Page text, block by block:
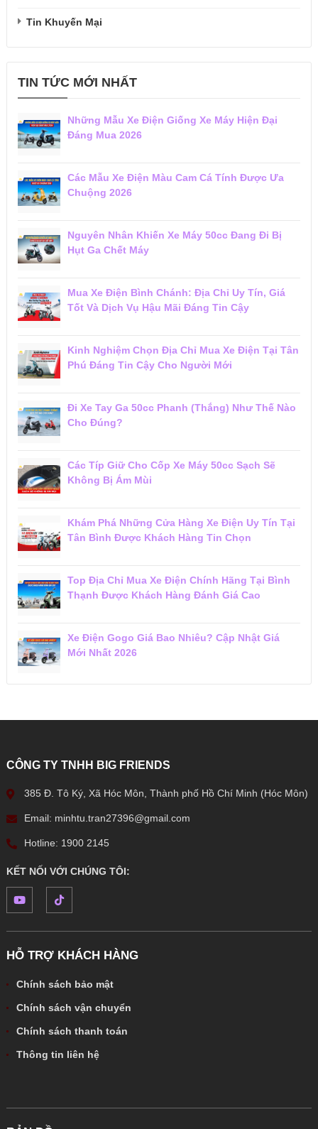
Tin Khuyến Mại
TIN TỨC MỚI NHẤT
Những Mẫu Xe Điện Giống Xe Máy Hiện Đại
Đáng Mua 2026
Các Mẫu Xe Điện Màu Cam Cá Tính Được Ưa
Chuộng 2026
Nguyên Nhân Khiến Xe Máy 50cc Đang Đi Bị
Hụt Ga Chết Máy
Mua Xe Điện Bình Chánh: Địa Chỉ Uy Tín, Giá
Tốt Và Dịch Vụ Hậu Mãi Đáng Tin Cậy
Kinh Nghiệm Chọn Địa Chỉ Mua Xe Điện Tại Tân
Phú Đáng Tin Cậy Cho Người Mới
Đi Xe Tay Ga 50cc Phanh (Thắng) Như Thế Nào
Cho Đúng?
Các Típ Giữ Cho Cốp Xe Máy 50cc Sạch Sẽ
Không Bị Ám Mùi
Khám Phá Những Cửa Hàng Xe Điện Uy Tín Tại
Tân Bình Được Khách Hàng Tin Chọn
Top Địa Chỉ Mua Xe Điện Chính Hãng Tại Bình
Thạnh Được Khách Hàng Đánh Giá Cao
Xe Điện Gogo Giá Bao Nhiêu? Cập Nhật Giá
Mới Nhất 2026
CÔNG TY TNHH BIG FRIENDS
385 Đ. Tô Ký, Xã Hóc Môn, Thành phố Hồ Chí Minh (Hóc Môn)
Email: minhtu.tran27396@gmail.com
Hotline: 1900 2145
KẾT NỐI VỚI CHÚNG TÔI:
HỖ TRỢ KHÁCH HÀNG
Chính sách bảo mật
Chính sách vận chuyển
Chính sách thanh toán
Thông tin liên hệ